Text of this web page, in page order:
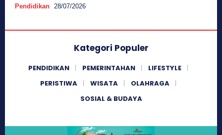
Pendidikan 28/07/2026
Kategori Populer
PENDIDIKAN PEMERINTAHAN
LIFESTYLE
PERISTIWA
WISATA
OLAHRAGA
SOSIAL & BUDAYA